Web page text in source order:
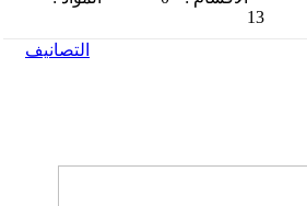
13
التصانيف